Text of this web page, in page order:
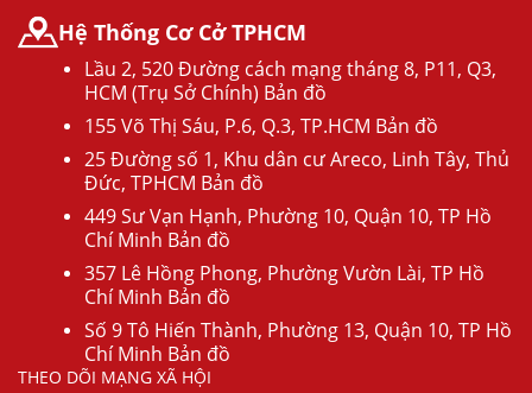
Hệ Thống Cơ Cở TPHCM
Lầu 2, 520 Đường cách mạng tháng 8, P11, Q3,
HCM (Trụ Sở Chính) Bản đồ
155 Võ Thị Sáu, P.6, Q.3, TP.HCM Bản đồ
25 Đường số 1, Khu dân cư Areco, Linh Tây, Thủ
Đức, TPHCM Bản đồ
449 Sư Vạn Hạnh, Phường 10, Quận 10, TP Hồ
Chí Minh Bản đồ
357 Lê Hồng Phong, Phường Vườn Lài, TP Hồ
Chí Minh Bản đồ
Số 9 Tô Hiến Thành, Phường 13, Quận 10, TP Hồ
Chí Minh Bản đồ
THEO DÕI MẠNG XÃ HỘI